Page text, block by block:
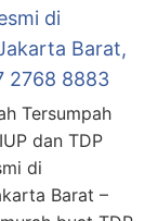
di
Barat,
2768 8883
Tersumpah
dan TDP
di
Barat –